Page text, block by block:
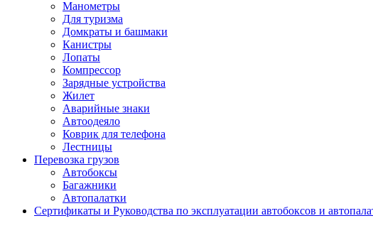
Манометры
Для туризма
Домкраты и башмаки
Канистры
Лопаты
Компрессор
Зарядные устройства
Жилет
Аварийные знаки
Автоодеяло
Коврик для телефона
Лестницы
Перевозка грузов
Автобоксы
Багажники
Автопалатки
Сертификаты и Руководства по эксплуатации автобоксов и